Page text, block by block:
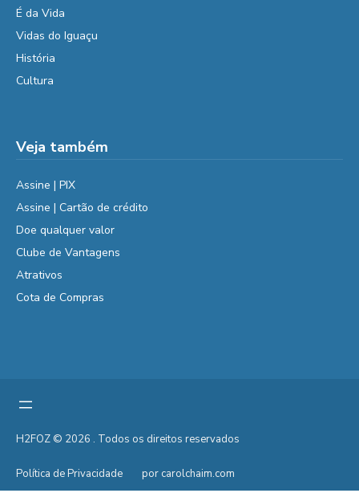
É da Vida
Vidas do Iguaçu
História
Cultura
Veja também
Assine | PIX
Assine | Cartão de crédito
Doe qualquer valor
Clube de Vantagens
Atrativos
Cota de Compras
H2FOZ © 2026 . Todos os direitos reservados
Política de Privacidade por carolchaim.com